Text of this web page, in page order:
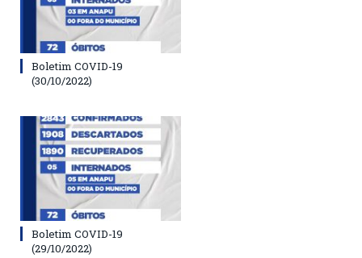
Boletim COVID-19
(30/10/2022)
Boletim COVID-19
(29/10/2022)